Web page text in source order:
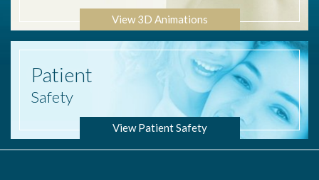
View 3D Animations
Patient
Safety
View Patient Safety